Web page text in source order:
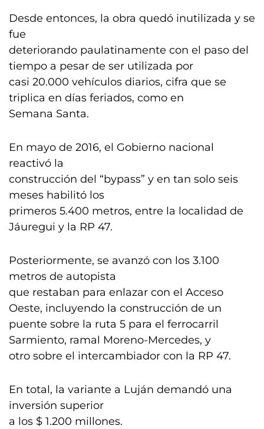
Desde entonces, la obra quedó inutilizada y se
fue
deteriorando paulatinamente con el paso del
tiempo a pesar de ser utilizada por
casi 20.000 vehículos diarios, cifra que se
triplica en días feriados, como en
Semana Santa.
En mayo de 2016, el Gobierno nacional
reactivó la
construcción del “bypass” y en tan solo seis
meses habilitó los
primeros 5.400 metros, entre la localidad de
Jáuregui y la RP 47.
Posteriormente, se avanzó con los 3.100
metros de autopista
que restaban para enlazar con el Acceso
Oeste, incluyendo la construcción de un
puente sobre la ruta 5 para el ferrocarril
Sarmiento, ramal Moreno-Mercedes, y
otro sobre el intercambiador con la RP 47.
En total, la variante a Luján demandó una
inversión superior
a los $ 1.200 millones.